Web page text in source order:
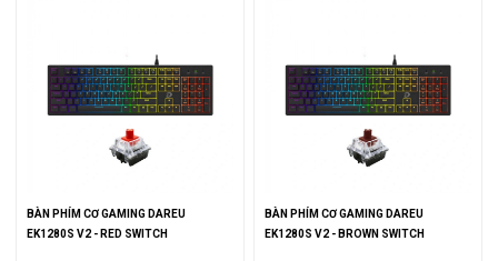
BÀN PHÍM CƠ GAMING DAREU
EK1280S V2 - RED SWITCH
BÀN PHÍM CƠ GAMING DAREU
EK1280S V2 - BROWN SWITCH